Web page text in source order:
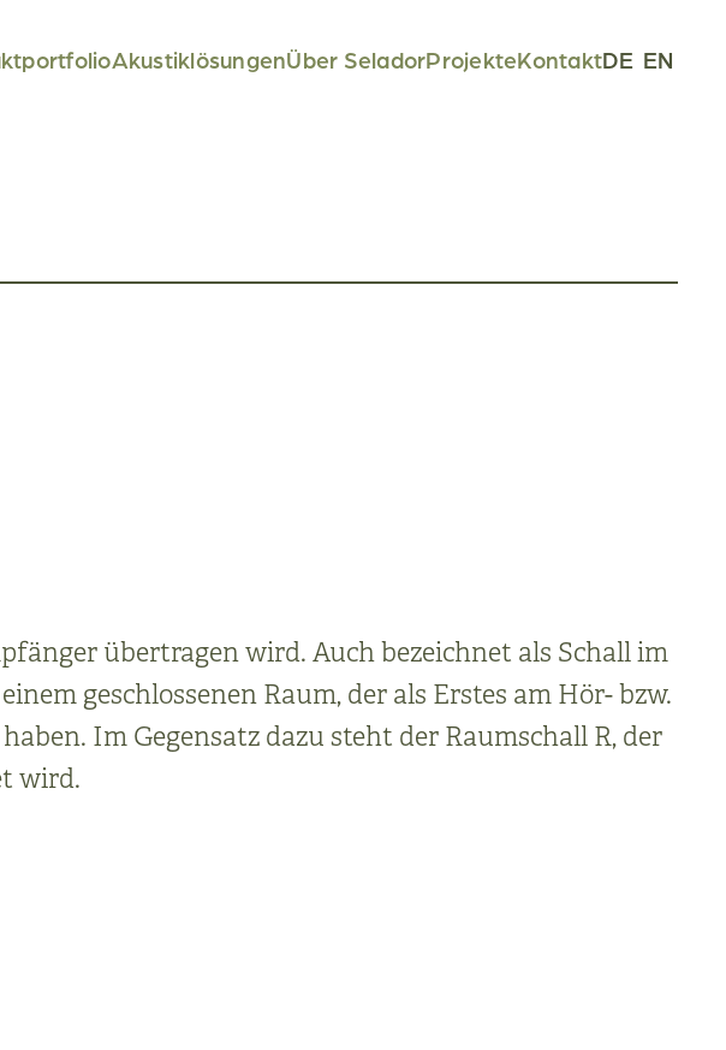
AkustiklösungenÜber SeladorProjekteKontaktDE EN
übertragen wird. Auch bezeichnet als Schall im
geschlossenen Raum, der als Erstes am Hör- bzw.
Im Gegensatz dazu steht der Raumschall R, der
wird.